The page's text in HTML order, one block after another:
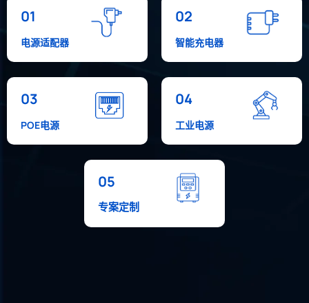
01
电源适配器
02
智能充电器
03
POE电源
04
工业电源
05
专案定制